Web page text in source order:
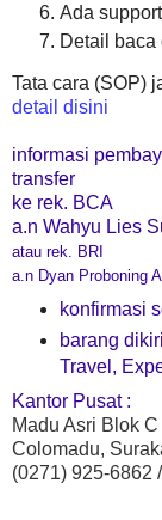
Ada
Detail baca
Tata cara (SOP)
detail disini
informasi
transfer
ke rek. BCA
a.n Wahyu Lies
atau rek. BRI
a.n Dyan Proboning
konfirmasi
barang
Travel,
Kantor Pusat :
Madu Asri Blok
Colomadu,
(0271) 925-6862